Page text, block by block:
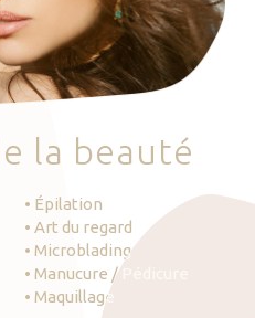
e la beauté
• Épilation
• Art du regard
• Microblading
• Manucure / Pédicure
• Maquillage